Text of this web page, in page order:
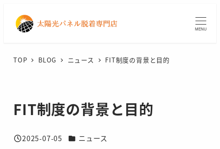
MENU
TOP BLOG ニュース FIT制度の背景と目的
FIT制度の背景と目的
投稿日
2025-07-05 カテゴリー
ニュース